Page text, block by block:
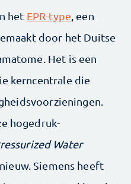
het EPR-type , een
door het Duitse
Het is een
kerncentrale die
hogedruk-
Water
Siemens heeft